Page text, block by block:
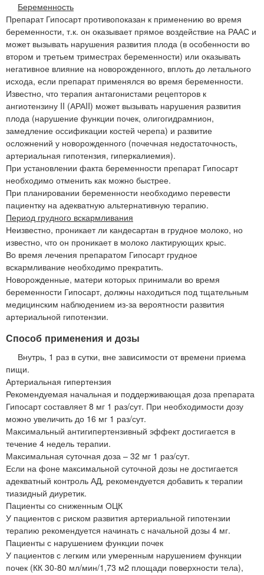
Беременность
Препарат Гипосарт противопоказан к применению во время
беременности, т.к. он оказывает прямое воздействие на РААС и
может вызывать нарушения развития плода (в особенности во
втором и третьем триместрах беременности) или оказывать
негативное влияние на новорожденного, вплоть до летального
исхода, если препарат применялся во время беременности.
Известно, что терапия антагонистами рецепторов к
ангиотензину II (АРАII) может вызывать нарушения развития
плода (нарушение функции почек, олигогидрамнион,
замедление оссификации костей черепа) и развитие
осложнений у новорожденного (почечная недостаточность,
артериальная гипотензия, гиперкалиемия).
При установлении факта беременности препарат Гипосарт
необходимо отменить как можно быстрее.
При планировании беременности необходимо перевести
пациентку на адекватную альтернативную терапию.
Период грудного вскармливания
Неизвестно, проникает ли кандесартан в грудное молоко, но
известно, что он проникает в молоко лактирующих крыс.
Во время лечения препаратом Гипосарт грудное
вскармливание необходимо прекратить.
Новорожденные, матери которых принимали во время
беременности Гипосарт, должны находиться под тщательным
медицинским наблюдением из-за вероятности развития
артериальной гипотензии.
Способ применения и дозы
Внутрь, 1 раз в сутки, вне зависимости от времени приема
пищи.
Артериальная гипертензия
Рекомендуемая начальная и поддерживающая доза препарата
Гипосарт составляет 8 мг 1 раз/сут. При необходимости дозу
можно увеличить до 16 мг 1 раз/сут.
Максимальный антигипертензивный эффект достигается в
течение 4 недель терапии.
Максимальная суточная доза – 32 мг 1 раз/сут.
Если на фоне максимальной суточной дозы не достигается
адекватный контроль АД, рекомендуется добавить к терапии
тиазидный диуретик.
Пациенты со сниженным ОЦК
У пациентов с риском развития артериальной гипотензии
терапию рекомендуется начинать с начальной дозы 4 мг.
Пациенты с нарушением функции почек
У пациентов с легким или умеренным нарушением функции
почек (КК 30-80 мл/мин/1,73 м2 площади поверхности тела),